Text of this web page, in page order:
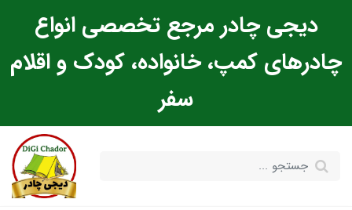
دیجی چادر مرجع تخصصی انواع
چادرهای کمپ، خانواده، کودک و اقلام
سفر